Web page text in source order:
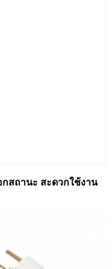
กสถานะ สะดวกใช้งาน